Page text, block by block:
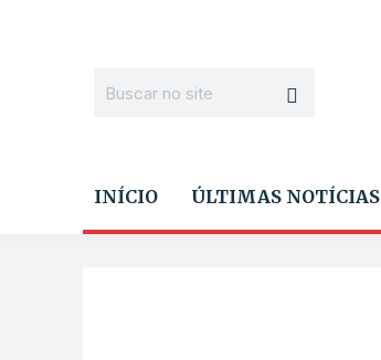
INÍCIO ÚLTIMAS NOTÍCIAS